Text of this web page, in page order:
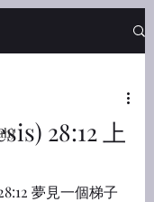
28:12 上
夢見一個梯子